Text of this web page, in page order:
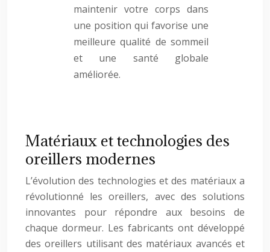
maintenir votre corps dans
une position qui favorise une
meilleure qualité de sommeil
et une santé globale
améliorée.
Matériaux et technologies des
oreillers modernes
L’évolution des technologies et des matériaux a
révolutionné les oreillers, avec des solutions
innovantes pour répondre aux besoins de
chaque dormeur. Les fabricants ont développé
des oreillers utilisant des matériaux avancés et